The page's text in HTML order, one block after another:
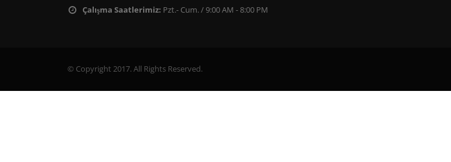
Çalışma Saatlerimiz: Pzt.- Cum. / 9:00 AM - 8:00 PM
© Copyright 2017. All Rights Reserved.